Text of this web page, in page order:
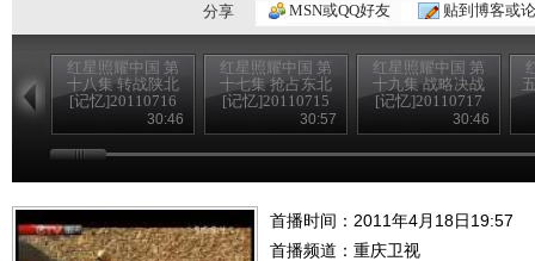
分享
MSN或QQ好友 贴到博客或
红星照耀中国 第
十八集 转战陕北
[记忆]20110716
30:46
红星照耀中国 第
十七集 抢占东北
[记忆]20110715
30:57
红星照耀中国 第
十九集 战略决战
[记忆]20110717
30:46
首播时间：2011年4月18日19:57
首播频道： 重庆卫视